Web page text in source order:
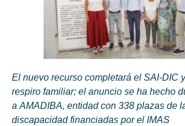
El nuevo recurso completará el SAI-DIC
respiro familiar; el anuncio se ha hecho
a AMADIBA, entidad con 338 plazas de
discapacidad financiadas por el IMAS